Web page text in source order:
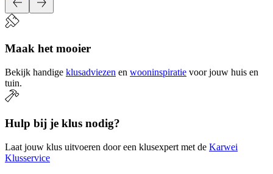
Maak het mooier
Bekijk handige klusadviezen en wooninspiratie voor jouw huis en
tuin.
Hulp bij je klus nodig?
Laat jouw klus uitvoeren door een klusexpert met de Karwei
Klusservice